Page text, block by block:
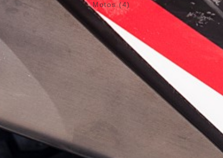
Motos (4)